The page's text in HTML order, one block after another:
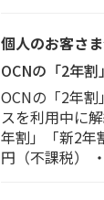
個人のお客さ
OCNの「2年
OCNの「2年
スを利用中に
年割」「新2年
円（不課税）